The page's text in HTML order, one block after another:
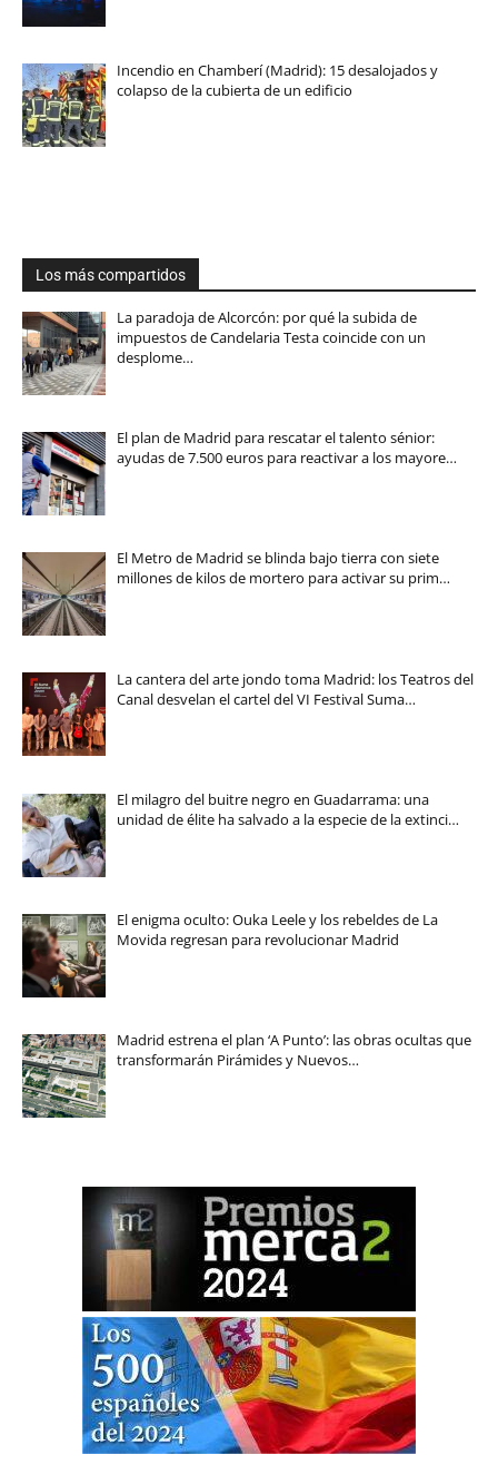
Incendio en Chamberí (Madrid): 15 desalojados y
colapso de la cubierta de un edificio
Los más compartidos
La paradoja de Alcorcón: por qué la subida de
impuestos de Candelaria Testa coincide con un
desplome…
El plan de Madrid para rescatar el talento sénior:
ayudas de 7.500 euros para reactivar a los mayore…
El Metro de Madrid se blinda bajo tierra con siete
millones de kilos de mortero para activar su prim…
La cantera del arte jondo toma Madrid: los Teatros del
Canal desvelan el cartel del VI Festival Suma…
El milagro del buitre negro en Guadarrama: una
unidad de élite ha salvado a la especie de la extinci…
El enigma oculto: Ouka Leele y los rebeldes de La
Movida regresan para revolucionar Madrid
Madrid estrena el plan ‘A Punto’: las obras ocultas que
transformarán Pirámides y Nuevos…